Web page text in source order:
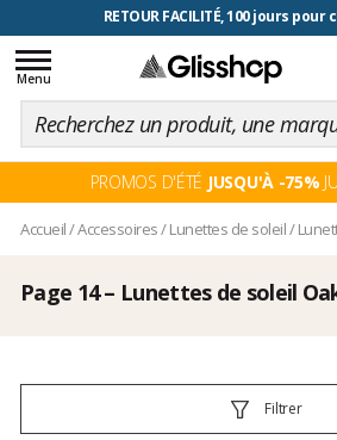
RETOUR FACILITÉ, 100 jours
Toggle
navigation
Menu
PROMOS D'ÉTÉ JUSQU'À -75%
Accueil/Accessoires/Lunettes de soleil/
Page 14 – Lunettes de soleil
Filtrer